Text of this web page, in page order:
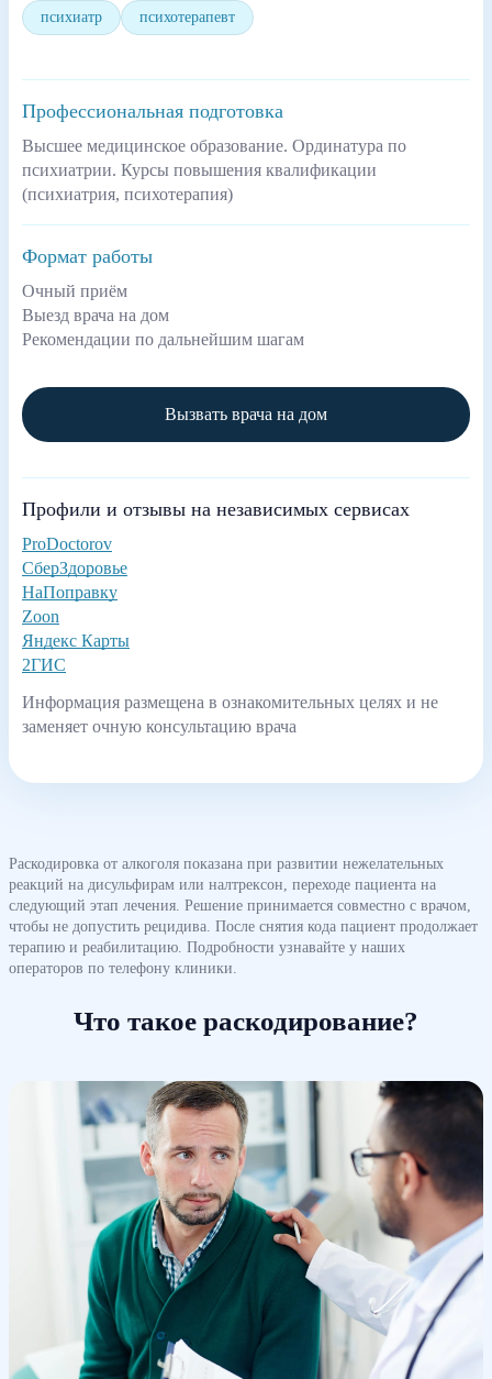
психиатр психотерапевт
Профессиональная подготовка
Высшее медицинское образование. Ординатура по
психиатрии. Курсы повышения квалификации
(психиатрия, психотерапия)
Формат работы
Очный приём
Выезд врача на дом
Рекомендации по дальнейшим шагам
Вызвать врача на дом
Профили и отзывы на независимых сервисах
ProDoctorov
СберЗдоровье
НаПоправку
Zoon
Яндекс Карты
2ГИС
Информация размещена в ознакомительных целях и не
заменяет очную консультацию врача
Раскодировка от алкоголя показана при развитии нежелательных
реакций на дисульфирам или налтрексон, переходе пациента на
следующий этап лечения. Решение принимается совместно с врачом,
чтобы не допустить рецидива. После снятия кода пациент продолжает
терапию и реабилитацию. Подробности узнавайте у наших
операторов по телефону клиники.
Что такое раскодирование?